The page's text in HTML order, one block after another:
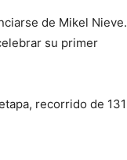
de Mikel Nieve.
su primer
recorrido de 131